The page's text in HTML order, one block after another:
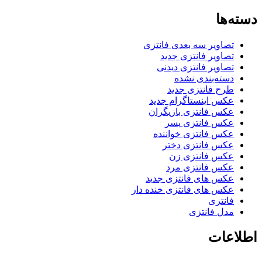
دسته‌ها
تصاویر سه بعدی فانتزی
تصاویر فانتزی جدید
تصاویر فانتزی دیدنی
دسته‌بندی نشده
طرح فانتزی جدید
عکس اینستاگرام جدید
عکس فانتزی بازیگران
عکس فانتزی پسر
عکس فانتزی خواننده
عکس فانتزی دختر
عکس فانتزی زن
عکس فانتزی مرد
عکس های فانتزی جدید
عکس های فانتزی خنده دار
فانتزی
مدل فانتزی
اطلاعات